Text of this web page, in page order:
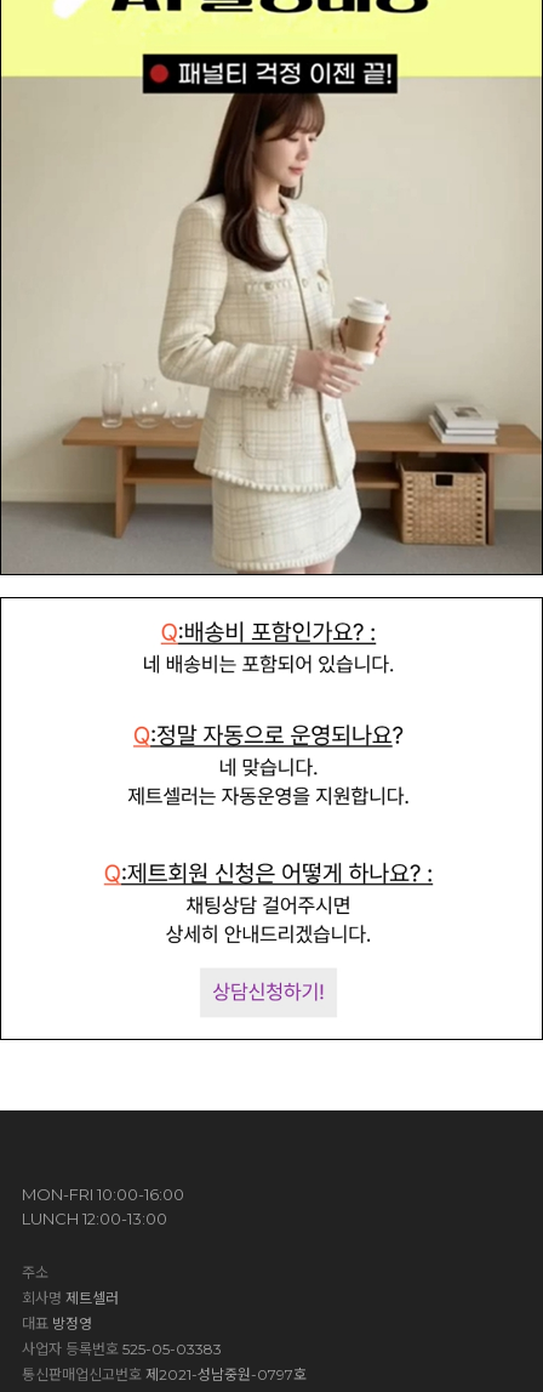
MON-FRI 10:00-16:00
LUNCH 12:00-13:00
주소
회사명 제트셀러
대표방정영
사업자 등록번호 525-05-03383
통신판매업신고번호 제2021-성남중원-0797호